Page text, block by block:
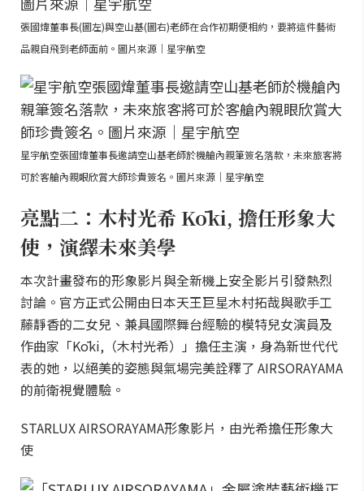
張國煒董事長(圖左)與空山基(圖右)老師在合作初期便相約，要將這件藝術
品親自飛到老師面前。圖片來源｜星宇航空
星宇航空張國煒董事長邀請空山基老師於機艙內親筆簽名落款，未來旅客將
可於客艙內親眼欣賞大師珍貴簽名。圖片來源｜星宇航空
亮點二：木村光希 Kōki, 擔任形象大
使，演繹未來美學
本次計畫發布的形象影片與全新機上安全影片引發熱烈
討論。官方正式公開由日本天王巨星木村拓哉與歌手工
藤靜香的二女兒、兼具國際舞台經驗的模特兒女演員及
作曲家「Kōki,（木村光希）」擔任主演，身為新世代代
表的她，以絕美的姿態與氣場完美詮釋了 AIRSORAYAMA
的前衛視覺體驗。
STARLUX AIRSORAYAMA形象影片，由光希擔任形象大
使